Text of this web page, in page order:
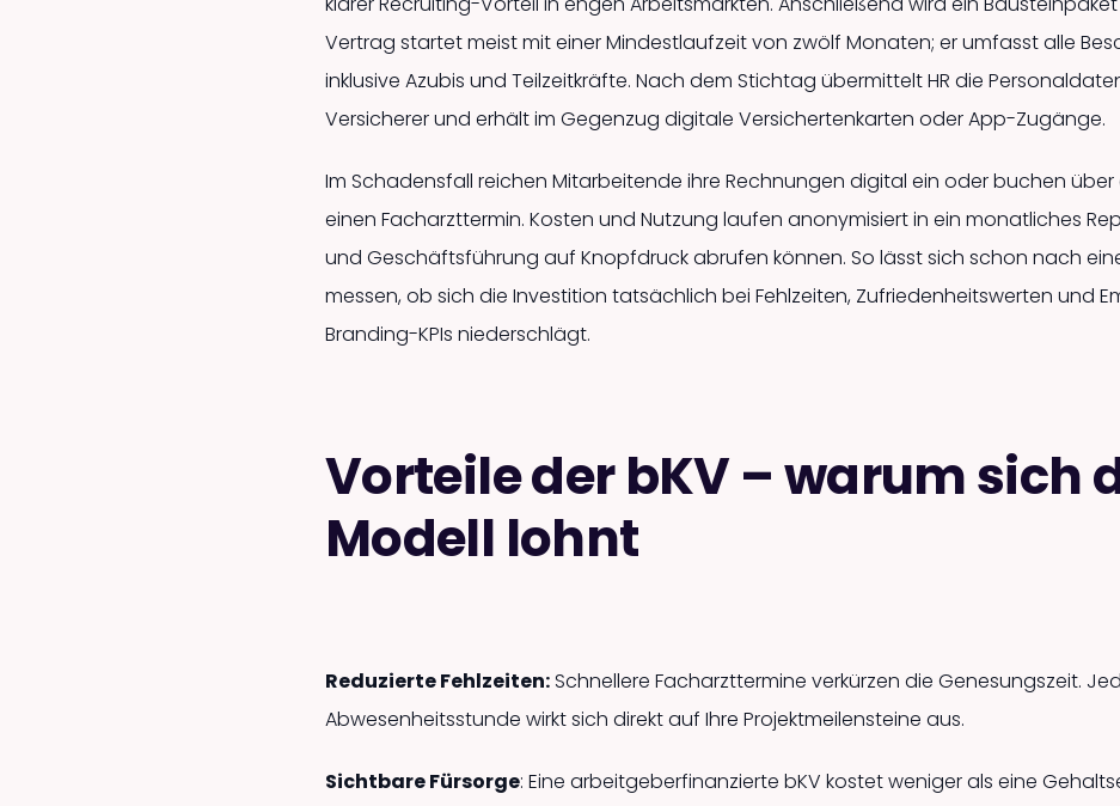
Vertrag startet meist mit einer Mindestlaufzeit von zwölf Monaten; er umfasst alle
inklusive Azubis und Teilzeitkräfte. Nach dem Stichtag übermittelt HR die
Versicherer und erhält im Gegenzug digitale Versichertenkarten oder App-Zugänge.
Im Schadensfall reichen Mitarbeitende ihre Rechnungen digital ein oder buchen über
einen Facharzttermin. Kosten und Nutzung laufen anonymisiert in ein monatliches
und Geschäftsführung auf Knopfdruck abrufen können. So lässt sich schon nach
messen, ob sich die Investition tatsächlich bei Fehlzeiten, Zufriedenheits­werten und
Branding-KPIs niederschlägt.
Vorteile der bKV – warum sich
Modell lohnt
Reduzierte Fehlzeiten:Schnellere Facharzttermine verkürzen die Genesungs­zeit.
Abwesen­heits­stunde wirkt sich direkt auf Ihre Projektmeilen­steine aus.
Sichtbare Fürsorge: Eine arbeitgeber­finanzierte bKV kostet weniger als eine